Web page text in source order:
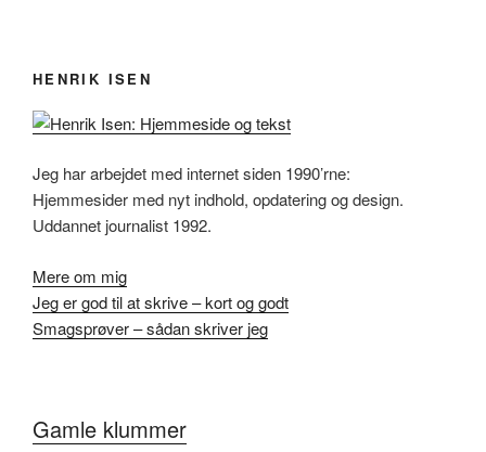
HENRIK ISEN
Jeg har arbejdet med internet siden 1990’rne:
Hjemmesider med nyt indhold, opdatering og design.
Uddannet journalist 1992.
Mere om mig
Jeg er god til at skrive – kort og godt
Smagsprøver – sådan skriver jeg
Gamle klummer